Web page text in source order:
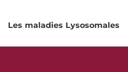
Les maladies Lysosomales